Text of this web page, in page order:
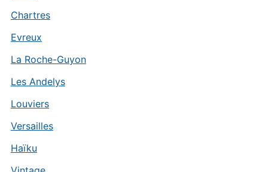
Chartres
Evreux
La Roche-Guyon
Les Andelys
Louviers
Versailles
Haïku